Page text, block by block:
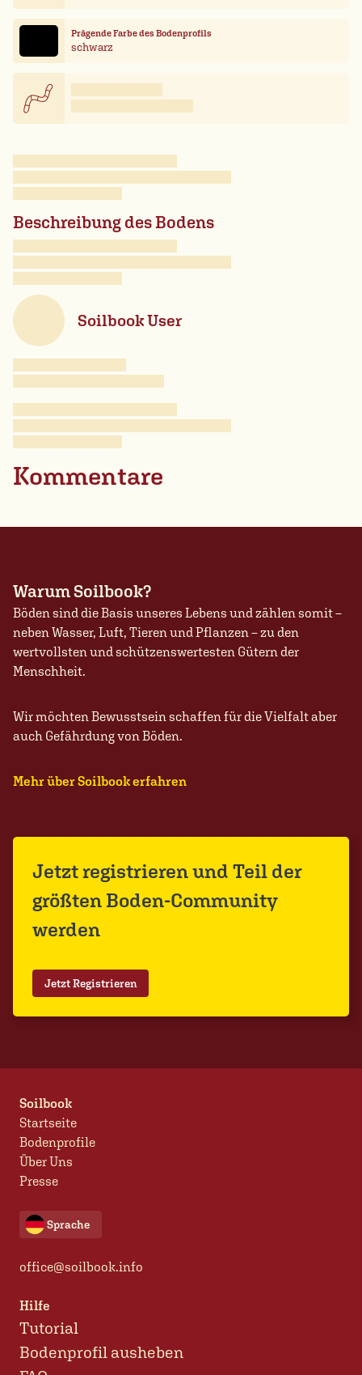
Prägende Farbe des Bodenprofils
schwarz
Beschreibung des Bodens
Soilbook User
Kommentare
Warum Soilbook?
Böden sind die Basis unseres Lebens und zählen somit –
neben Wasser, Luft, Tieren und Pflanzen – zu den
wertvollsten und schützenswertesten Gütern der
Menschheit.
Wir möchten Bewusstsein schaffen für die Vielfalt aber
auch Gefährdung von Böden.
Mehr über Soilbook erfahren
Jetzt registrieren und Teil der
größten Boden-Community
werden
Jetzt Registrieren
Soilbook
Startseite
Bodenprofile
Über Uns
Presse
Sprache
office@soilbook.info
Hilfe
Tutorial
Bodenprofil ausheben